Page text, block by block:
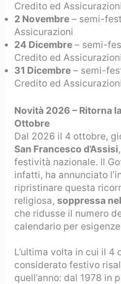
Credito ed
2 Novembre – semi-
Assicurazioni
24 Dicembre – semi-
Credito ed
31 Dicembre – semi-
Credito ed
Novità 2026 – Ritorna
Ottobre
Dal 2026 il 4 ottobre,
San Francesco d’Assisi
festività nazionale. Il
infatti, ha annunciato
ripristinare questa
religiosa, soppressa
che ridusse il numero
calendario per
L’ultima volta in cui il 4
considerato festivo
quell’anno: dal 1978 in